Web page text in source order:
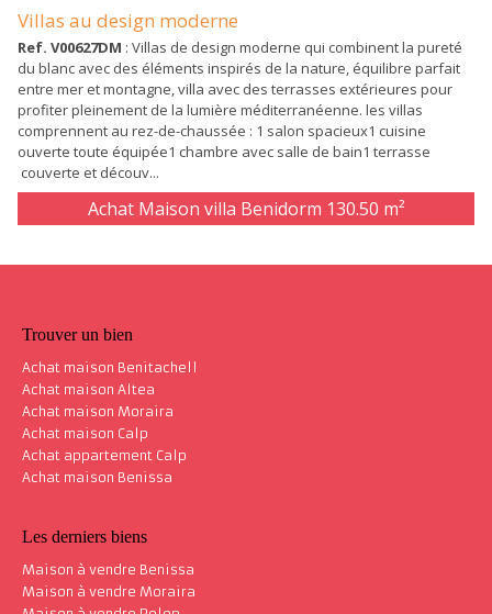
Villas au design moderne
Ref. V00627DM : Villas de design moderne qui combinent la pureté
du blanc avec des éléments inspirés de la nature, équilibre parfait
entre mer et montagne, villa avec des terrasses extérieures pour
profiter pleinement de la lumière méditerranéenne. les villas
comprennent au rez-de-chaussée : 1 salon spacieux1 cuisine
ouverte toute équipée1 chambre avec salle de bain1 terrasse
couverte et découv...
Achat Maison villa Benidorm 130.50 m²
Trouver un bien
Achat maison Benitachell
Achat maison Altea
Achat maison Moraira
Achat maison Calp
Achat appartement Calp
Achat maison Benissa
Les derniers biens
Maison à vendre Benissa
Maison à vendre Moraira